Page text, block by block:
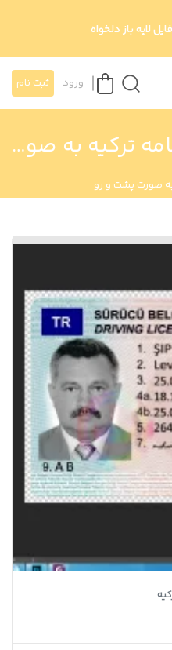
لایه باز دلخواه
ورود ثبت نام
به صورت پشت و رو
به صورت پشت و رو